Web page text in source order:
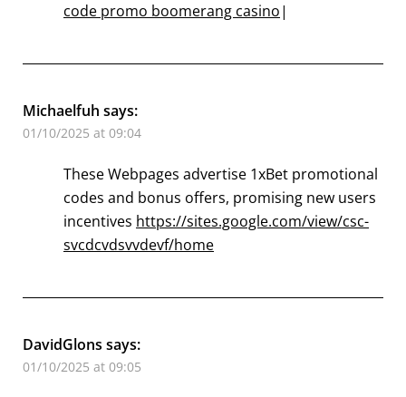
code promo boomerang casino|
Michaelfuh says:
01/10/2025 at 09:04
These Webpages advertise 1xBet promotional
codes and bonus offers, promising new users
incentives https://sites.google.com/view/csc-
svcdcvdsvvdevf/home
DavidGlons says:
01/10/2025 at 09:05